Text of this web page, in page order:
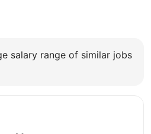
salary range of similar jobs